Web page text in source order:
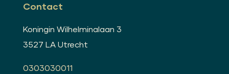
Contact
Koningin Wilhelminalaan 3
3527 LA Utrecht
0303030011